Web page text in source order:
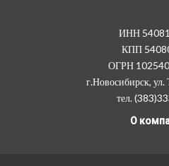
ИНН
КПП
ОГРН
г.Новосибирск,
тел.
О